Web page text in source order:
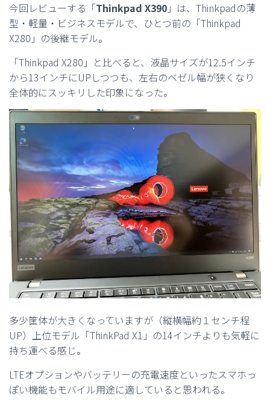
今回レビューする「Thinkpad X390 」は、Thinkpadの薄
型・軽量・ビジネスモデルで、ひとつ前の「Thinkpad
X280」の後継モデル。
「Thinkpad X280」と比べると、液晶サイズが12.5インチ
から13インチにUPしつつも、左右のベゼル幅が狭くなり
全体的にスッキリした印象になった。
多少筐体が大きくなっていますが（縦横幅約１センチ程
UP）上位モデル「ThinkPad X1」の14インチよりも気軽に
持ち運べる感じ。
LTEオプションやバッテリーの充電速度といったスマホっ
ぽい機能もモバイル用途に適していると思われる。